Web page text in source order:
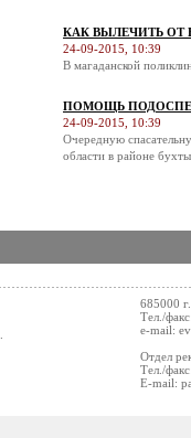
КАК ВЫЛЕЧИТЬ ОТ
24-09-2015, 10:39
В магаданской
ПОМОЩЬ
24-09-2015, 10:39
Очередную
области в районе
685000
Тел./
e-mail:
Отдел
Тел./
E-mail: